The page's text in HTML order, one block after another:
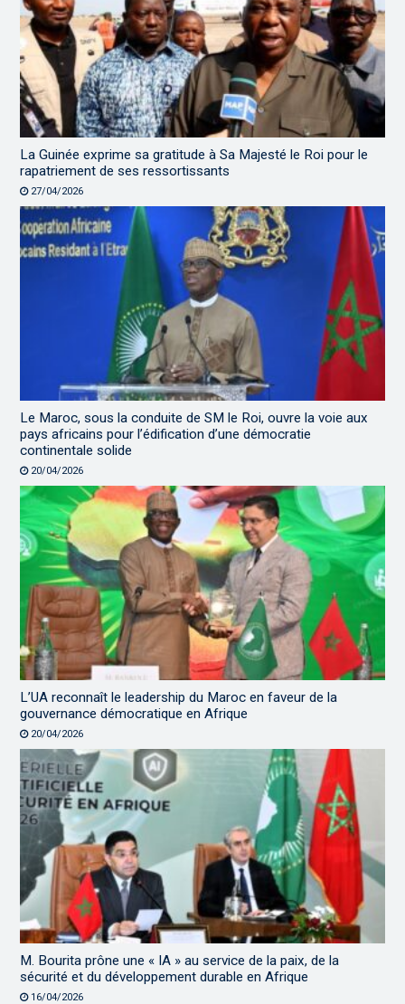
La Guinée exprime sa gratitude à Sa Majesté le Roi pour le
rapatriement de ses ressortissants
27/04/2026
Le Maroc, sous la conduite de SM le Roi, ouvre la voie aux
pays africains pour l’édification d’une démocratie
continentale solide
20/04/2026
L’UA reconnaît le leadership du Maroc en faveur de la
gouvernance démocratique en Afrique
20/04/2026
M. Bourita prône une « IA » au service de la paix, de la
sécurité et du développement durable en Afrique
16/04/2026